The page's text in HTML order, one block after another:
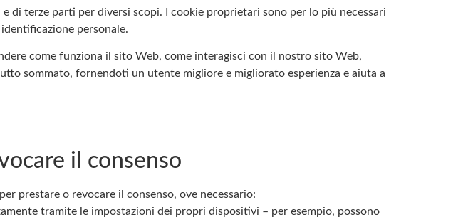
di terze parti per diversi scopi. I cookie proprietari sono per lo più necessari
personale.
come funziona il sito Web, come interagisci con il nostro sito Web,
sommato, fornendoti un utente migliore e migliorato esperienza e aiuta a
il consenso
prestare o revocare il consenso, ove necessario:
tramite le impostazioni dei propri dispositivi – per esempio, possono